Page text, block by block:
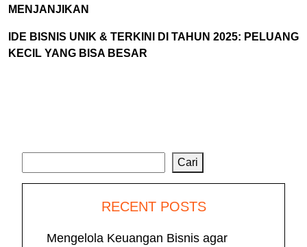
MENJANJIKAN
IDE BISNIS UNIK & TERKINI DI TAHUN 2025: PELUANG
KECIL YANG BISA BESAR
Cari
RECENT POSTS
Mengelola Keuangan Bisnis agar